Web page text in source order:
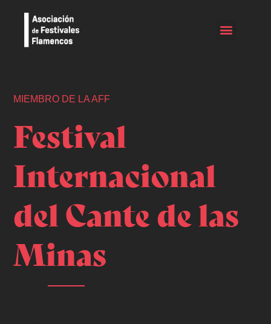
MIEMBRO DE LA AFF
Festival
Internacional
del Cante de las
Minas